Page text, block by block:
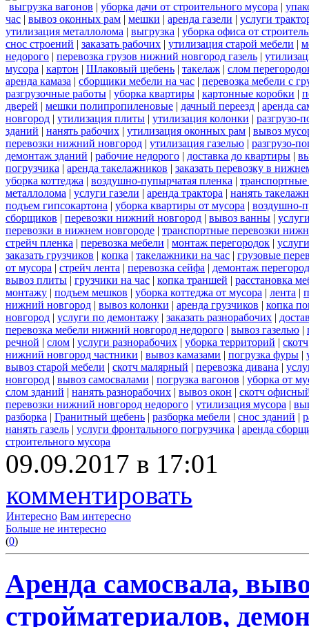
выгрузка вагонов | уборка дачи от строительного мусора |
час | вывоз оконных рам | мешки | аренда газели | услуги
утилизация металлолома | выгрузка | уборка офиса от
снос строений | заказать рабочих | утилизация старой мебели |
недорого | перевозка грузов нижний новгород газель |
мусора | картон | Шлаковый щебень | такелаж | слом
аренда камаза | сборщики мебели на час | перевозка мебели с
разгрузочные работы | уборка квартиры | картонные коробки |
дверей | мешки полипропиленовые | дачный переезд | аренда
новгород | утилизация плиты | утилизация колонки | разгрузо-
зданий | нанять рабочих | утилизация оконных рам | вывоз
перевозки нижний новгород | утилизация газелью | разгрузо-
демонтаж зданий | рабочие недорого | доставка до квартиры |
погрузчика | аренда такелажников | заказать перевозку в
уборка коттеджа | воздушно-пупырчатая пленка | транспортные
металлолома | услуги газели | аренда трактора | нанять
подъем гипсокартона | уборка квартиры от мусора | воздушно-
сборщиков | перевозки нижний новгород | вывоз ванны |
перевозки в нижнем новгороде | транспортные перевозки
стрейч пленка | перевозка мебели | монтаж перегородок |
заказать грузчиков | копка | такелажники на час | грузовые
от мусора | стрейч лента | перевозка сейфа | демонтаж
вывоз плиты | грузчики на час | копка траншей | расстановка
монтажу | подъем мешков | уборка коттеджа от мусора | лента |
нижний новгород | вывоз колонки | аренда грузчиков | копка
новгород | услуги по демонтажу | заказать разнорабочих |
перевозка мебели нижний новгород недорого | вывоз газелью |
речной | слом | услуги разнорабочих | уборка территорий | скотч
нижний новгород частники | вывоз камазами | погрузка фуры |
вывоз старой мебели | скотч малярный | перевозка дивана |
новгород | вывоз самосвалами | погрузка вагонов | уборка от
слом зданий | нанять разнорабочих | вывоз окон | скотч
перевозки нижний новгород недорого | утилизация мусора |
разборка | Гранитный щебень | разборка мебели | снос зданий |
нанять газель | услуги фронтального погрузчика | аренда
строительного мусора
09.09.2017 в 17:01
комментировать
Интересно Вам интересно
Больше не интересно
(0)
Аренда самосвала,
стройматериалов,